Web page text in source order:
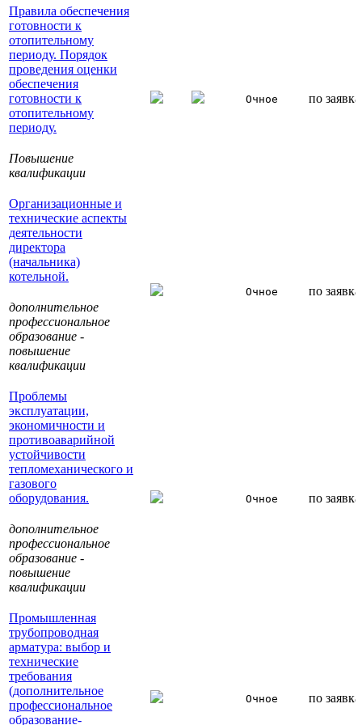
Правила обеспечения
готовности к
отопительному
периоду. Порядок
проведения оценки
обеспечения
готовности к
отопительному
периоду.
Повышение
квалификации
Очное по
Организационные и
технические аспекты
деятельности
директора
(начальника)
котельной.
дополнительное
профессиональное
образование -
повышение
квалификации
Очное по
Проблемы
эксплуатации,
экономичности и
противоаварийной
устойчивости
тепломеханического и
газового
оборудования.
дополнительное
профессиональное
образование -
повышение
квалификации
Очное по
Промышленная
трубопроводная
арматура: выбор и
технические
требования
(дополнительное
профессиональное
образование-
Очное по